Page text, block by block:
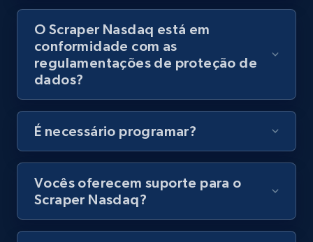
Youtube - Videos posts - Discovery videos
URL, Title, Youtuber, Youtuber md5, Video url,
Video length, Likes, Views, and more.
8.1K+ 716+ Comece grátis
Amazon Reviews
O Scraper Nasdaq está em
conformidade com as
regulamentações de proteção de
dados?
É necessário programar?
Vocês oferecem suporte para o
Scraper Nasdaq?